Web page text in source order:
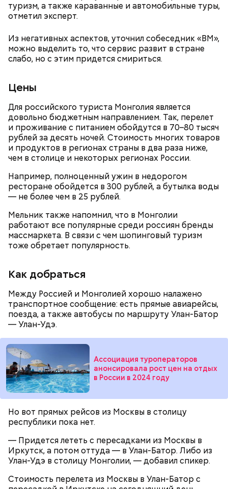
туризм, а также караванные и автомобильные туры,
отметил эксперт.
Из негативных аспектов, уточнил собеседник «ВМ»,
можно выделить то, что сервис развит в стране
слабо, но с этим придется смириться.
Цены
Для российского туриста Монголия является
довольно бюджетным направлением. Так, перелет
и проживание с питанием обойдутся в 70–80 тысяч
рублей за десять ночей. Стоимость многих товаров
и продуктов в регионах страны в два раза ниже,
чем в столице и некоторых регионах России.
Например, полноценный ужин в недорогом
ресторане обойдется в 300 рублей, а бутылка воды
— не более чем в 25 рублей.
Мельник также напомнил, что в Монголии
работают все популярные среди россиян бренды
массмаркета. В связи с чем шопинговый туризм
тоже обретает популярность.
Как добраться
Между Россией и Монголией хорошо налажено
транспортное сообщение: есть прямые авиарейсы,
поезда, а также автобусы по маршруту Улан-Батор
— Улан-Удэ.
Ассоциация туроператоров
анонсировала рост цен на отдых
в России в 2024 году
Но вот прямых рейсов из Москвы в столицу
республики пока нет.
— Придется лететь с пересадками из Москвы в
Иркутск, а потом оттуда — в Улан-Батор. Либо из
Улан-Удэ в столицу Монголии, — добавил спикер.
Стоимость перелета из Москвы в Улан-Батор с
Однако диетолог предупредила: не для всех дыня
может быть полезна. В первую очередь ее стоит
с сахарным диабетом;
лишним весом.
представлен фруктозой. С одной стороны — это
хорошо, потому что дает энергию. Но важно
помнить, что сладкими дынями не нужно сильно
подчеркнула доктор.
Вовсю идет и сезон черешни. «Вечерняя Москва»
узнала у врача — эндокринолога-диетолога
Натальи Лазуренко,как правильно есть эту ягоду
пользой для здоровья.